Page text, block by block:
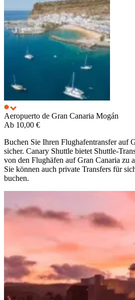
Aeropuerto de Gran Canaria Mogán
Ab 10,00 €
Buchen Sie Ihren Flughafentransfer auf
sicher. Canary Shuttle bietet Shuttle-
von den Flughäfen auf Gran Canaria zu
Sie können auch private Transfers für
buchen.